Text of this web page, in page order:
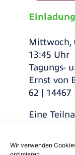
Wir verwenden
Mittwoch,
13:45 Uhr
Tagungs-
Ernst von
62 | 14467
Eine
7455?